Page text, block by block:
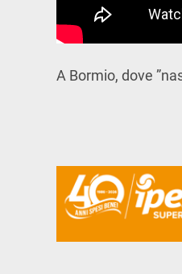
A Bormio, dove